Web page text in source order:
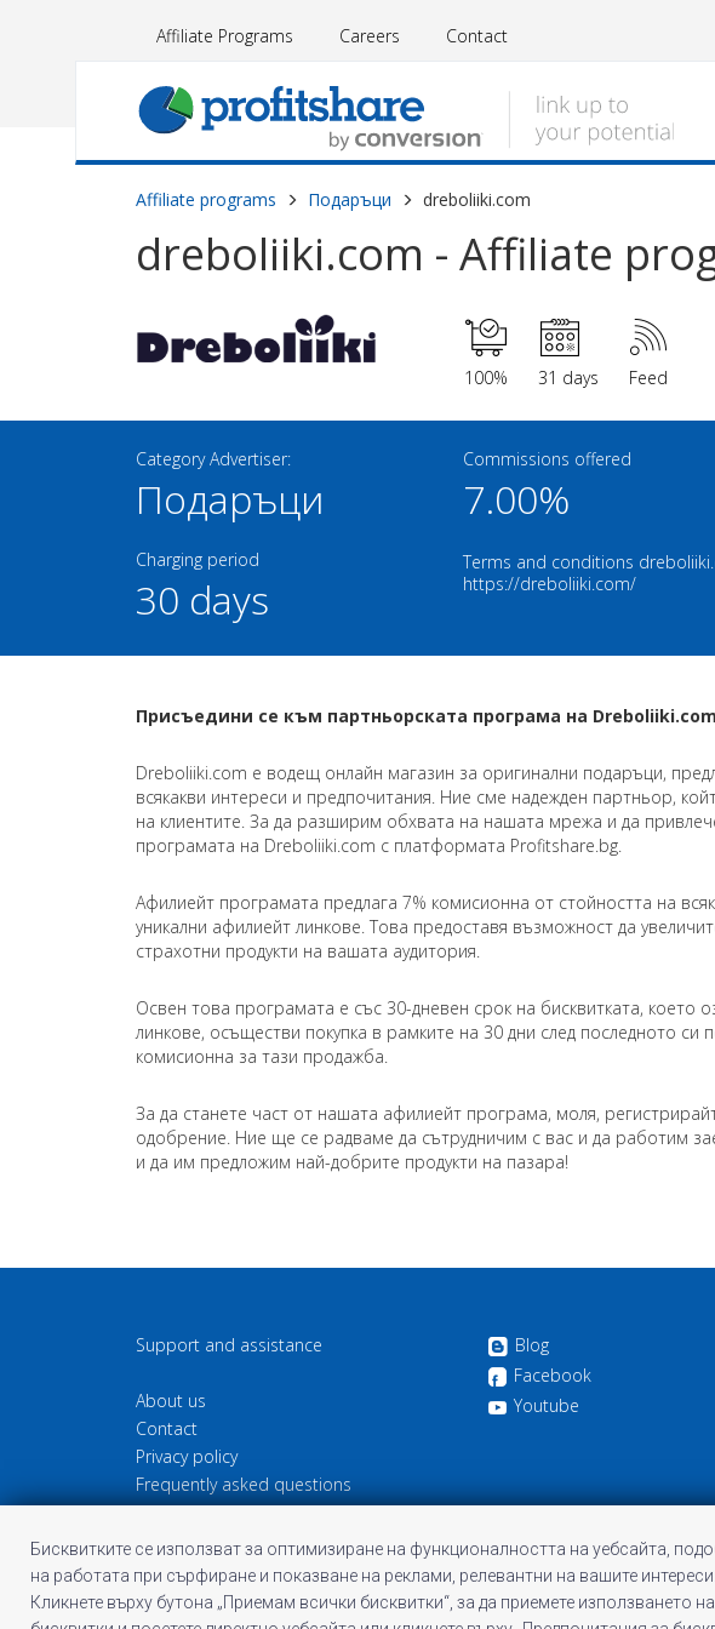
Affiliate Programs Careers Contact
Affiliate programs Подаръци dreboliiki.com
dreboliiki.com - Affiliate
100% 31 days Feed
Category Advertiser:
Подаръци
Charging period
30 days
Commissions offered
7.00%
Terms and conditions
https://dreboliiki.com/
Присъедини се към партньорската програма на
Dreboliiki.com е водещ онлайн магазин за оригинални подаръци,
всякакви интереси и предпочитания. Ние сме надежден партньор,
на клиентите. За да разширим обхвата на нашата мрежа и да
програмата на Dreboliiki.com с платформата Profitshare.bg.
Афилиейт програмата предлага 7% комисионна от стойността на
уникални афилиейт линкове. Това предоставя възможност да
страхотни продукти на вашата аудитория.
Освен това програмата е със 30-дневен срок на бисквитката, което
линкове, осъществи покупка в рамките на 30 дни след последното
комисионна за тази продажба.
За да станете част от нашата афилиейт програма, моля,
одобрение. Ние ще се радваме да сътрудничим с вас и да работим
и да им предложим най-добрите продукти на пазара!
Support and assistance
About us
Contact
Privacy policy
Frequently asked questions
Cookie information
Terms and Conditions of Profitshare
Blog
Facebook
Youtube
Бисквитките се използват за оптимизиране на функционалността на уебсайта,
на работата при сърфиране и показване на реклами, релевантни на вашите интереси.
Кликнете върху бутона „Приемам всички бисквитки“, за да приемете използването на